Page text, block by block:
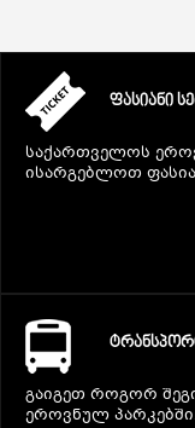
ᲤᲐᲡᲘᲐᲜᲘ
საქართველოს
ისარგებლოთ
გაიგეთ როგორ
ეროვნულ